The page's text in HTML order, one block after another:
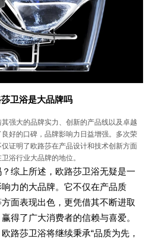
卫浴是大品牌吗
强大的品牌实力、创新的产品线以及卓越
好的口碑，品牌影响力日益增强。多次荣
证明了欧路莎在产品设计和技术创新方面
浴行业大品牌的地位。
综上所述，欧路莎卫浴无疑是一
力的大品牌。它不仅在产品质
面表现出色，更凭借其不断进取
得了广大消费者的信赖与喜爱。
路莎卫浴将继续秉承“品质为先，